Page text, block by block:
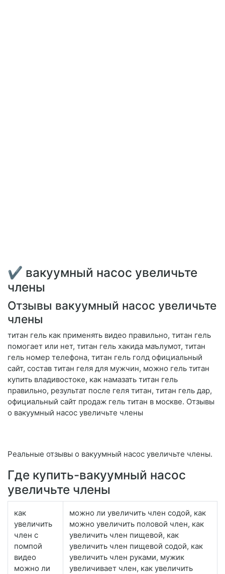
✔ вакуумный насос увеличьте
члены
Отзывы вакуумный насос увеличьте
члены
титан гель как применять видео правильно, титан гель
помогает или нет, титан гель хакида маълумот, титан
гель номер телефона, титан гель голд официальный
сайт, состав титан геля для мужчин, можно гель титан
купить владивостоке, как намазать титан гель
правильно, результат после геля титан, титан гель дар,
официальный сайт продаж гель титан в москве. Отзывы
о вакуумный насос увеличьте члены
Реальные отзывы о вакуумный насос увеличьте члены.
Где купить-вакуумный насос
увеличьте члены
как
увеличить
член с
помпой
видео
можно ли
можно ли увеличить член содой, как
можно увеличить половой член, как
увеличить член пищевой, как
увеличить член пищевой содой, как
увеличить член руками, мужик
увеличивает член, как увеличить